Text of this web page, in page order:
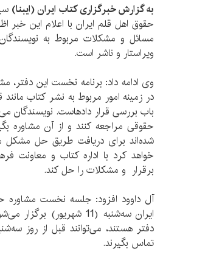
به گزارش خبرگزاری کتاب ایران (ایبنا)
حقوق اهل قلم ایران با اعلام این خبر
مسائل و مشکلات مربوط به
ویراستار و ناشر است.
وی ادامه داد: برنامه نخست این دفتر،
در زمینه امور مربوط به نشر کتاب
باب بررسی قرار داد‌هاست. نویسندگان
حقوقی مراجعه کنند و از‌ آن مشاوره
شده‌اند برای دریافت طریق حل
خواهد کرد با اداره کتاب و معاونت
برقرار و مشکلات را حل کند.
آل داوود افزود: جلسه نخست مشاوره
ایران سه‌شنبه (11
تماس بگیرند.